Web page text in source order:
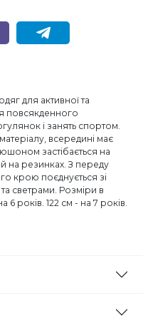
для активної та
повсякденного
і занять спортом.
всередині має
застібається на
на резинках. З переду
крою поєднується зі
светрами. Розміри в
6 років. 122 см - на 7 років.